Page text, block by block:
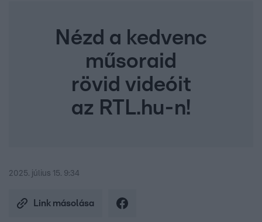
Nézd a kedvenc
műsoraid
rövid videóit
az RTL.hu-n!
2025. július 15. 9:34
Link másolása